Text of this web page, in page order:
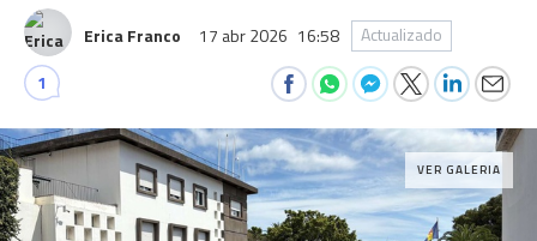
Erica Franco 17 abr 2026 16:58
Actualizado
1
VER GALERIA